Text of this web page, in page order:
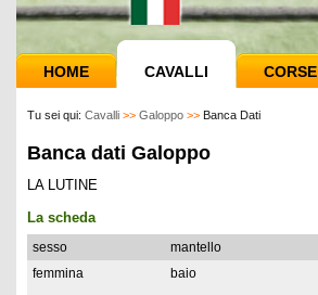
HOME CAVALLI CORSE
Tu sei qui: Cavalli >> Galoppo >> Banca Dati
Banca dati Galoppo
LA LUTINE
La scheda
sesso mantello
femmina
baio